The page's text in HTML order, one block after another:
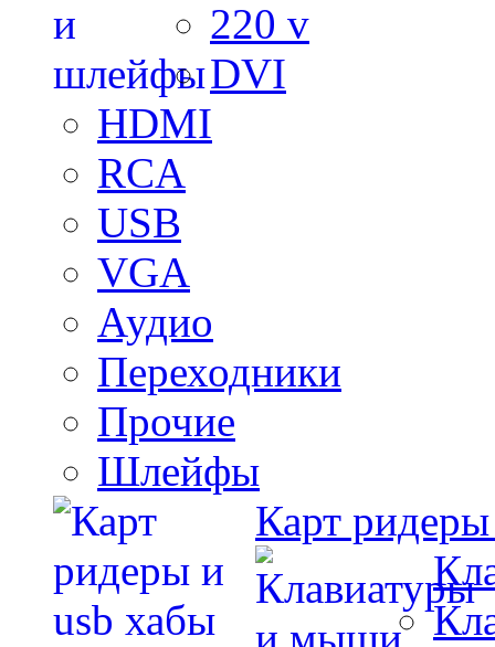
220 v
DVI
HDMI
RCA
USB
VGA
Аудио
Переходники
Прочие
Шлейфы
Карт